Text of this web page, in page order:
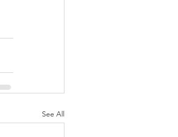
See All